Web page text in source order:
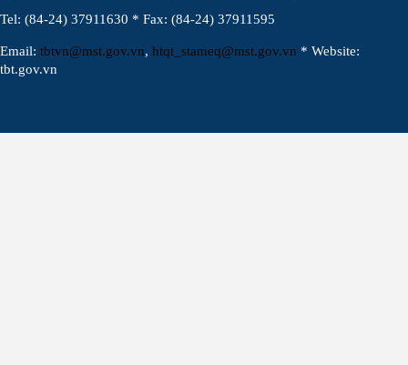
Tel: (84-24) 37911630 * Fax: (84-24) 37911595
Email: tbtvn@mst.gov.vn, htqt_stameq@mst.gov.vn * Website:
tbt.gov.vn